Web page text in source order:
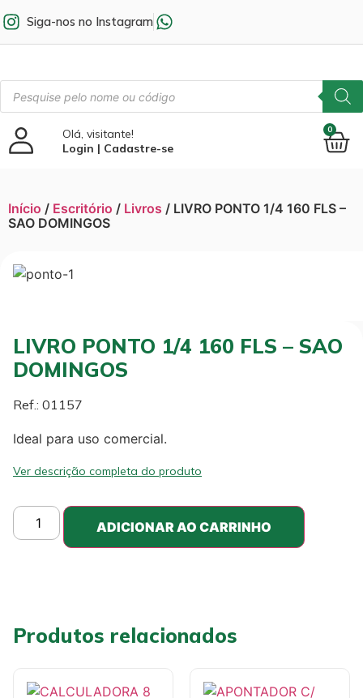
Siga-nos no Instagram
Olá, visitante!
Login | Cadastre-se
0
Início / Escritório / Livros / LIVRO PONTO 1/4 160 FLS –
SAO DOMINGOS
LIVRO PONTO 1/4 160 FLS – SAO
DOMINGOS
Ref.: 01157
Ideal para uso comercial.
Ver descrição completa do produto
ADICIONAR AO CARRINHO
Produtos relacionados